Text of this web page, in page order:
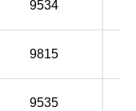
9534
9815
9535